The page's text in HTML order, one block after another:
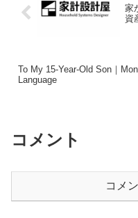
家
資
To My 15-Year-Old Son｜
Language
コメント
コメ